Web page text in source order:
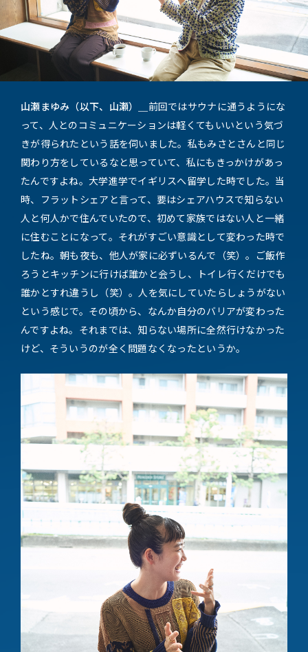
山瀬まゆみ（以下、山瀬）＿ 前回ではサウナに通うようにな
って、人とのコミュニケーションは軽くてもいいという気づ
きが得られたという話を伺いました。私もみさとさんと同じ
関わり方をしているなと思っていて、私にもきっかけがあっ
たんですよね。大学進学でイギリスへ留学した時でした。当
時、フラットシェアと言って、要はシェアハウスで知らない
人と何人かで住んでいたので、初めて家族ではない人と一緒
に住むことになって。それがすごい意識として変わった時で
したね。朝も夜も、他人が家に必ずいるんで（笑）。ご飯作
ろうとキッチンに行けば誰かと会うし、トイレ行くだけでも
誰かとすれ違うし（笑）。人を気にしていたらしょうがない
という感じで。その頃から、なんか自分のバリアが変わった
んですよね。それまでは、知らない場所に全然行けなかった
けど、そういうのが全く問題なくなったというか。